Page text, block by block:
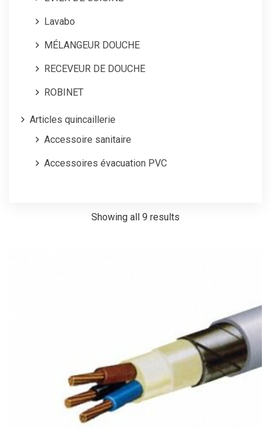
Lavabo
MÉLANGEUR DOUCHE
RECEVEUR DE DOUCHE
ROBINET
Articles quincaillerie
Accessoire sanitaire
Accessoires évacuation PVC
Showing all 9 results